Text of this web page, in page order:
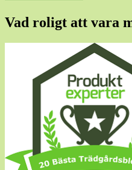
Vad roligt att vara